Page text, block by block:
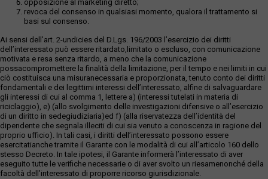
opposizione al marketing diretto;
revoca del consenso in qualsiasi momento, qualora il trattamento si
basi sul consenso.
Ai sensi dell’art. 2-undicies del D.Lgs. 196/2003 l’esercizio dei diritti
dell’interessato può essere ritardato,limitato o escluso, con comunicazione
motivata e resa senza ritardo, a meno che la comunicazione
possacompromettere la finalità della limitazione, per il tempo e nei limiti in cui
ciò costituisca una misuranecessaria e proporzionata, tenuto conto dei diritti
fondamentali e dei legittimi interessi dell’interessato, alfine di salvaguardare
gli interessi di cui al comma 1, lettere a) (interessi tutelati in materia di
riciclaggio), e) (allo svolgimento delle investigazioni difensive o all’esercizio
di un diritto in sedegiudiziaria)ed f) (alla riservatezza dell’identità del
dipendente che segnala illeciti di cui sia venuto a conoscenza in ragione del
proprio ufficio). In tali casi, i diritti dell’interessato possono essere
esercitatianche tramite il Garante con le modalità di cui all’articolo 160 dello
stesso Decreto. In tale ipotesi, il Garante informerà l’interessato di aver
eseguito tutte le verifiche necessarie o di aver svolto un riesamenonché della
facoltà dell’interessato di proporre ricorso giurisdizionale.